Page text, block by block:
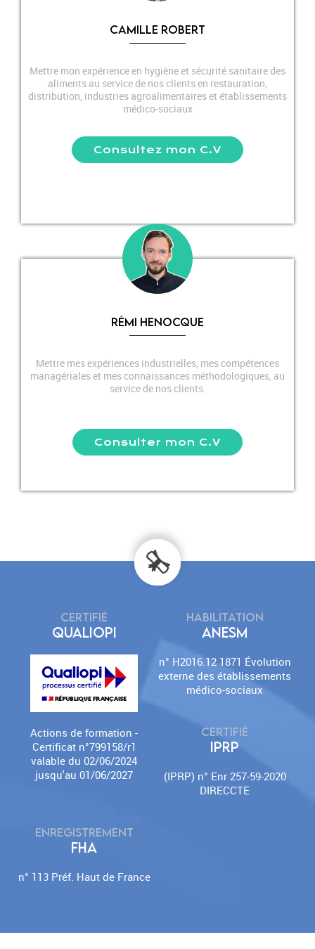
CAMILLE ROBERT
Mettre mon expérience en hygiène et sécurité sanitaire des
aliments au service de nos clients en restauration,
distribution, industries agroalimentaires et établissements
médico-sociaux
Consultez mon C.V
RÉMI HENOCQUE
Mettre mes expériences industrielles, mes compétences
managériales et mes connaissances méthodologiques, au
service de nos clients.
Consulter mon C.V
CERTIFIÉ
QUALIOPI
Actions de formation -
Certificat n°799158/r1
valable du 02/06/2024
jusqu'au 01/06/2027
HABILITATION
ANESM
n° H2016.12 1871 Évolution
externe des établissements
médico-sociaux
CERTIFIÉ
IPRP
(IPRP) n° Enr 257-59-2020
DIRECCTE
ENREGISTREMENT
FHA
n° 113 Préf. Haut de France